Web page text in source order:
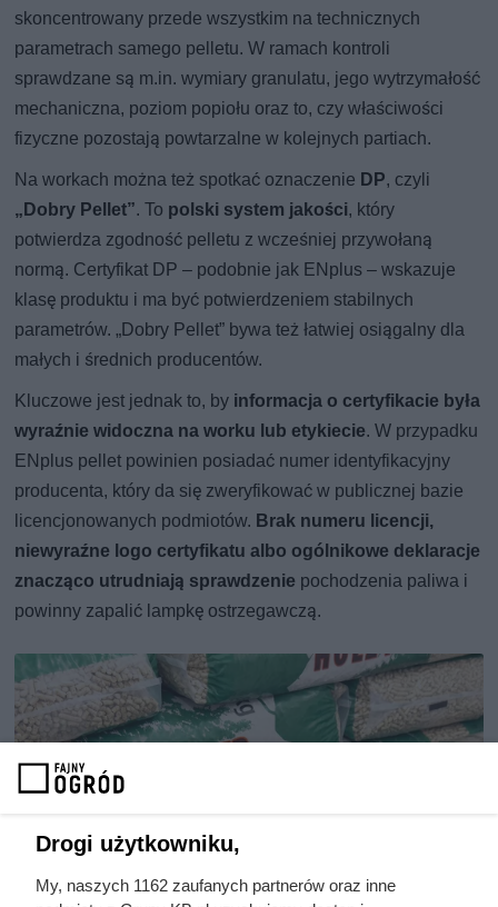
skoncentrowany przede wszystkim na technicznych
parametrach samego pelletu. W ramach kontroli
sprawdzane są m.in. wymiary granulatu, jego wytrzymałość
mechaniczna, poziom popiołu oraz to, czy właściwości
fizyczne pozostają powtarzalne w kolejnych partiach.
Na workach można też spotkać oznaczenie DP, czyli
„Dobry Pellet”. To polski system jakości, który
potwierdza zgodność pelletu z wcześniej przywołaną
normą. Certyfikat DP – podobnie jak ENplus – wskazuje
klasę produktu i ma być potwierdzeniem stabilnych
parametrów. „Dobry Pellet” bywa też łatwiej osiągalny dla
małych i średnich producentów.
Kluczowe jest jednak to, by informacja o certyfikacie była
wyraźnie widoczna na worku lub etykiecie. W przypadku
ENplus pellet powinien posiadać numer identyfikacyjny
producenta, który da się zweryfikować w publicznej bazie
licencjonowanych podmiotów. Brak numeru licencji,
niewyraźne logo certyfikatu albo ogólnikowe deklaracje
znacząco utrudniają sprawdzenie pochodzenia paliwa i
powinny zapalić lampkę ostrzegawczą.
Drogi użytkowniku,
My, naszych 1162 zaufanych partnerów oraz inne